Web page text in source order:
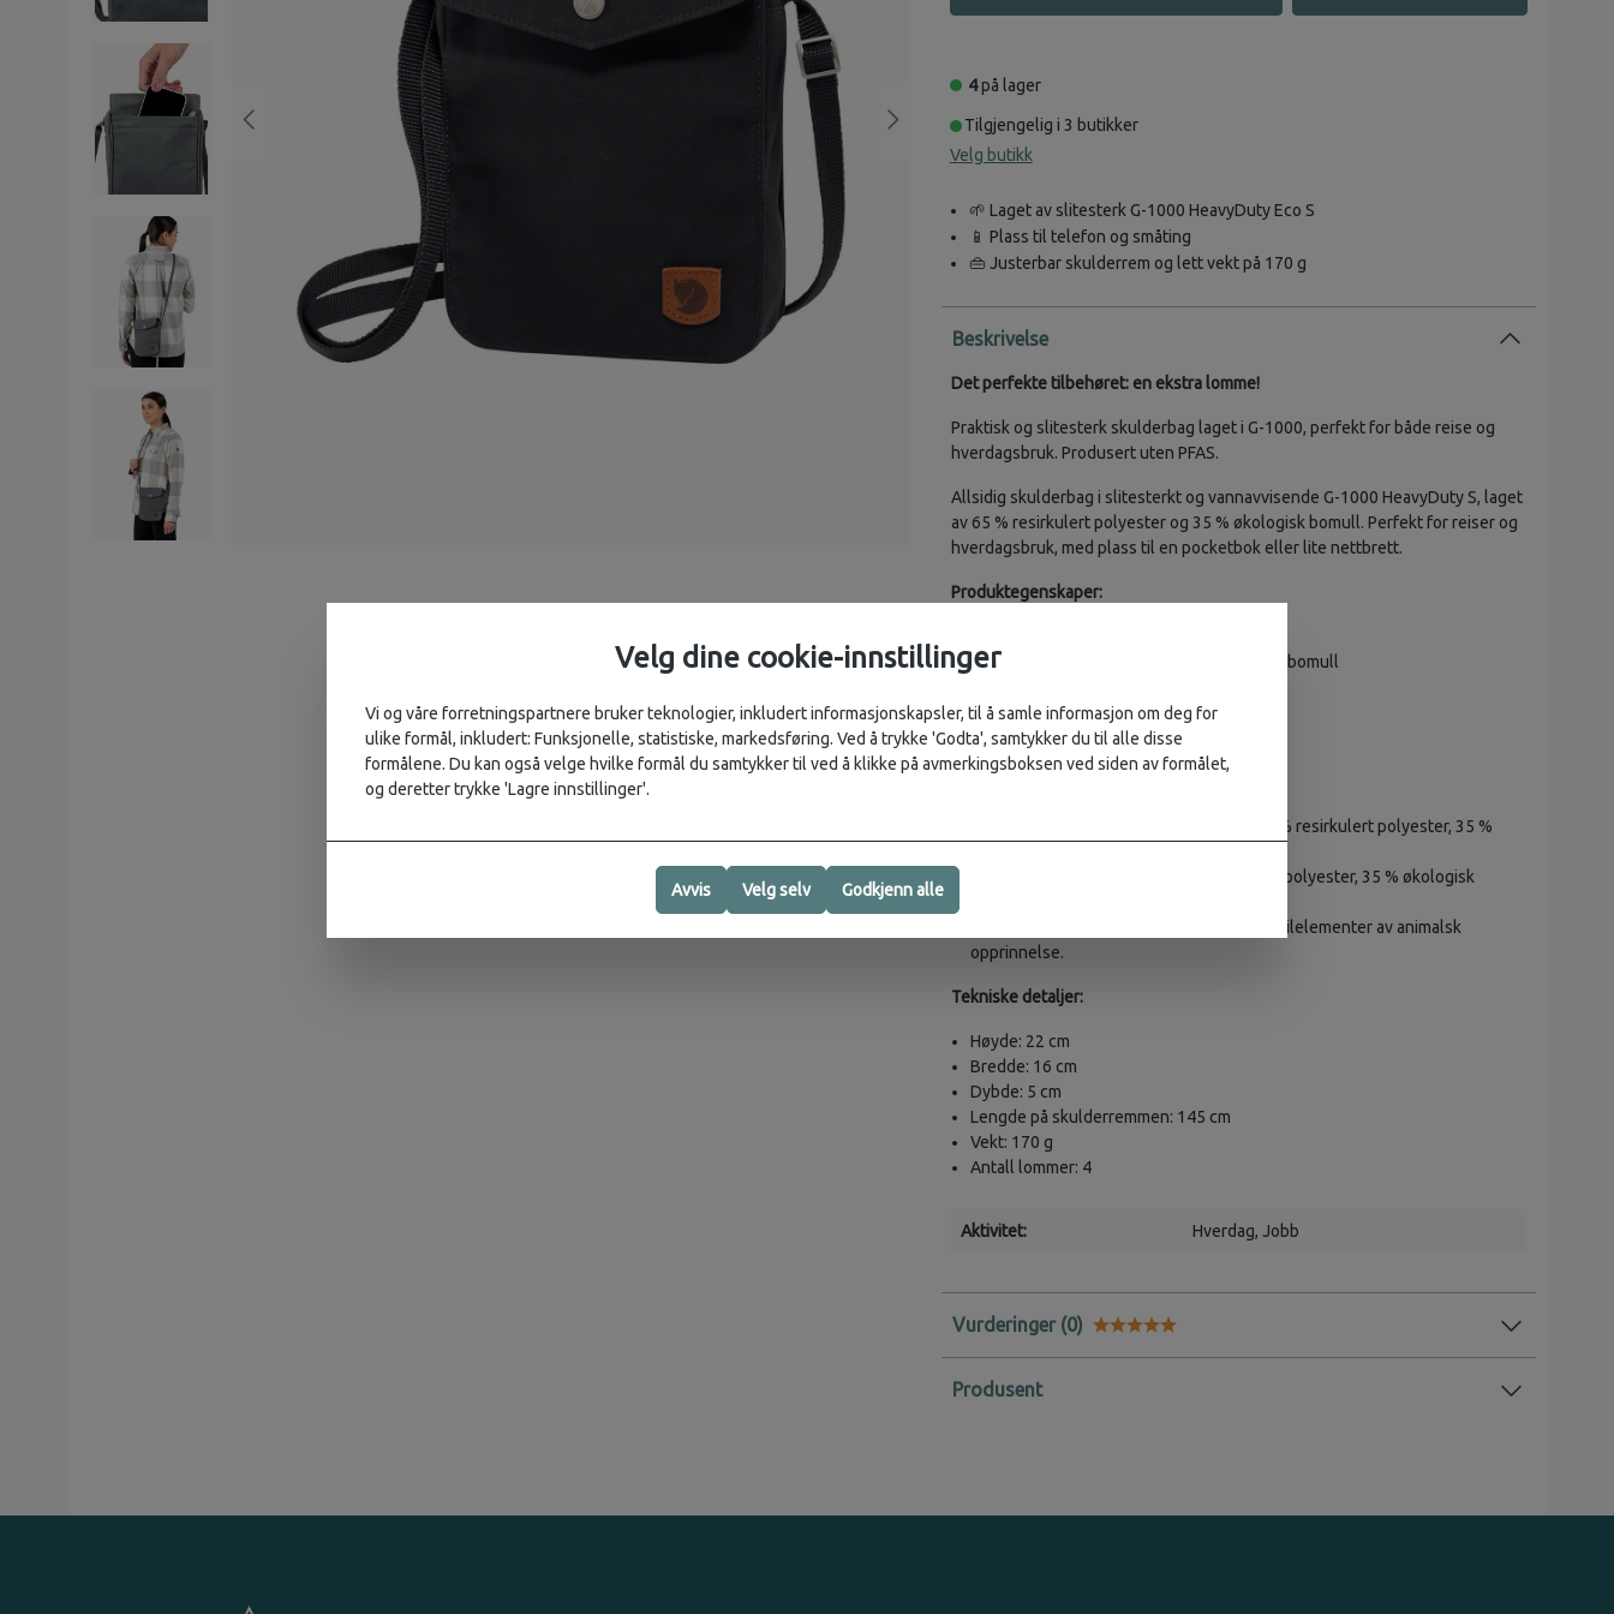
4 på lager
Tilgjengelig i 3 butikker
Velg butikk
🌱 Laget av slitesterk G-1000 HeavyDuty Eco S
📱 Plass til telefon og småting
👜 Justerbar skulderrem og lett vekt på 170 g
Beskrivelse
Det perfekte tilbehøret: en ekstra lomme!
Praktisk og slitesterk skulderbag laget i G-1000, perfekt for både reise og
hverdagsbruk. Produsert uten PFAS.
Allsidig skulderbag i slitesterkt og vannavvisende G-1000 HeavyDuty S, laget
av 65 % resirkulert polyester og 35 % økologisk bomull. Perfekt for reiser og
hverdagsbruk, med plass til en pocketbok eller lite nettbrett.
Produktegenskaper:
65 % resirkulert polyester, 35 % økologisk bomull
Åpen frontlomme med plass til telefon
Frontlomme med deksel og trykknapp
Materiale: G-1000® HeavyDuty Eco S (65 % resirkulert polyester, 35 %
Innerstoff: G-1000® Lite (65 % resirkulert polyester, 35 % økologisk
Juridisk informasjon: Inneholder ikke-tekstilelementer av animalsk
opprinnelse.
Tekniske detaljer:
Høyde: 22 cm
Bredde: 16 cm
Dybde: 5 cm
Lengde på skulderremmen: 145 cm
Vekt: 170 g
Antall lommer: 4
Aktivitet: Hverdag, Jobb
Vurderinger
Produsent
Velg dine cookie-innstillinger
Vi og våre forretningspartnere bruker teknologier, inkludert informasjonskapsler, til å samle informasjon om deg for
ulike formål, inkludert: Funksjonelle, statistiske, markedsføring. Ved å trykke 'Godta', samtykker du til alle disse
formålene. Du kan også velge hvilke formål du samtykker til ved å klikke på avmerkingsboksen ved siden av formålet,
og deretter trykke 'Lagre innstillinger'.
Avvis Velg selv Godkjenn alle